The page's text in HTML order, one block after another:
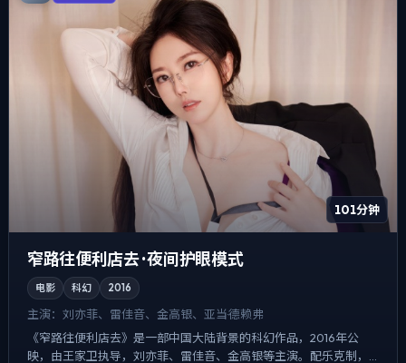
101分钟
窄路往便利店去 · 夜间护眼模式
电影 科幻 2016
主演： 刘亦菲、雷佳音、金高银、亚当·德赖弗
《窄路往便利店去》是一部中国大陆背景的科幻作品，2016年公
映，由王家卫执导，刘亦菲、雷佳音、金高银等主演。配乐克制，